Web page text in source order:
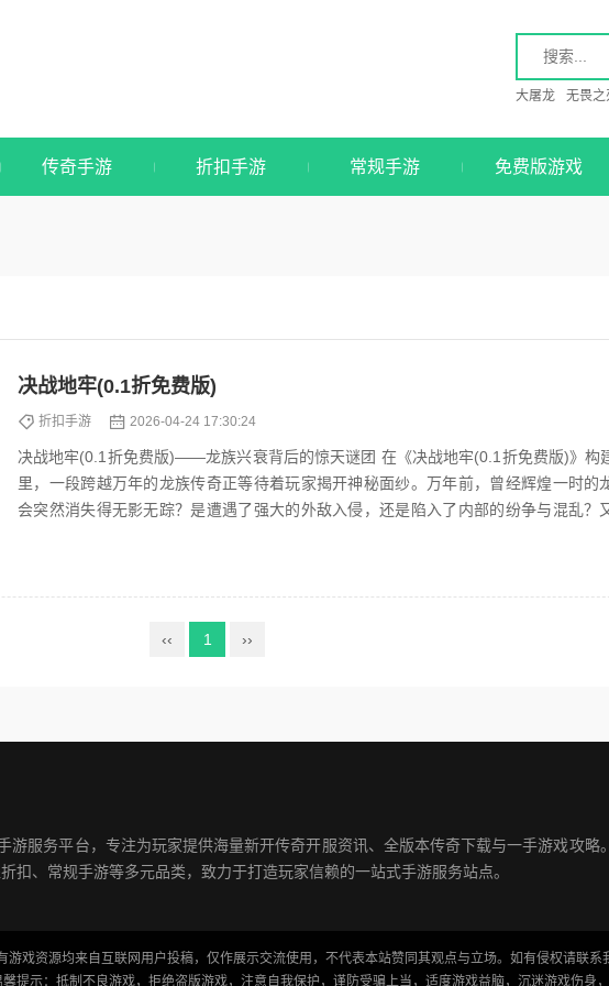
大屠龙 无畏之
传奇手游 折扣手游 常规手游 免费版游戏
决战地牢(0.1折免费版)
折扣手游 2026-04-24 17:30:24
决战地牢(0.1折免费版)——龙族兴衰背后的惊天谜团 在《决战地牢(0.1折免费版)》构
里，一段跨越万年的龙族传奇正等待着玩家揭开神秘面纱。万年前，曾经辉煌一时的
会突然消失得无影无踪？是遭遇了强大的外敌入侵，还是陷入了内部的纷争与混乱？
‹‹ 1 ››
游服务平台，专注为玩家提供海量新开传奇开服资讯、全版本传奇下载与一手游戏攻略
扣、常规手游等多元品类，致力于打造玩家信赖的一站式手游服务站点。
游戏资源均来自互联网用户投稿，仅作展示交流使用，不代表本站赞同其观点与立场。如有侵权请联系
馨提示：抵制不良游戏，拒绝盗版游戏，注意自我保护，谨防受骗上当，适度游戏益脑，沉迷游戏伤身